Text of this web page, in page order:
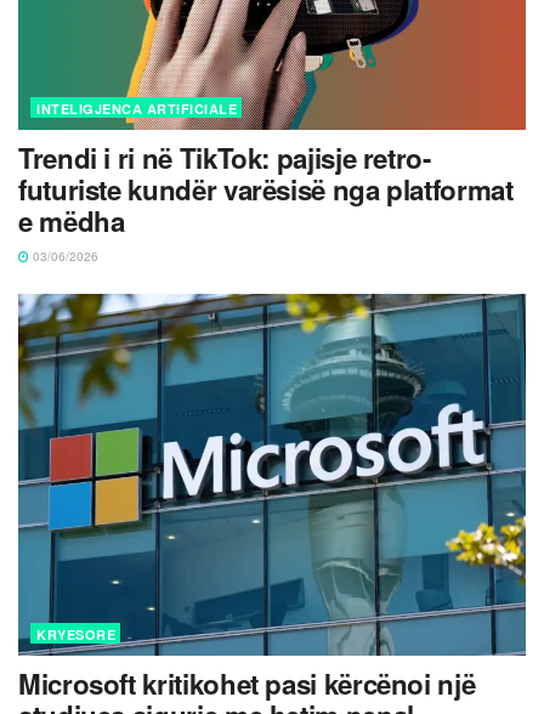
INTELIGJENCA ARTIFICIALE
Trendi i ri në TikTok: pajisje retro-
futuriste kundër varësisë nga platformat
e mëdha
03/06/2026
KRYESORE
Microsoft kritikohet pasi kërcënoi një